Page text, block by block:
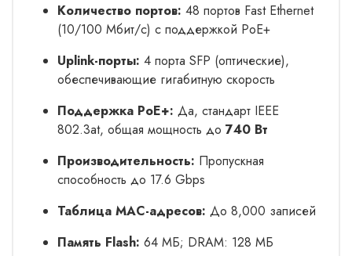
Количество портов: 48 портов Fast Ethernet
(10/100 Мбит/с) с поддержкой PoE+
Uplink-порты: 4 порта SFP (оптические),
обеспечивающие гигабитную скорость
Поддержка PoE+: Да, стандарт IEEE
802.3at, общая мощность до 740 Вт
Производительность: Пропускная
способность до 17.6 Gbps
Таблица MAC-адресов: До 8,000 записей
Память Flash: 64 МБ; DRAM: 128 МБ